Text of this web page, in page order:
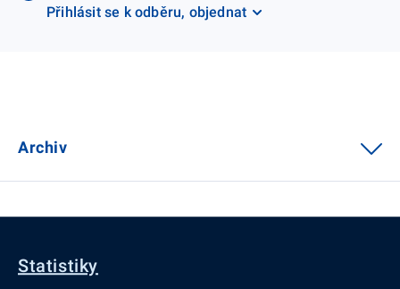
Přihlásit se k odběru, objednat
Archiv
Statistiky